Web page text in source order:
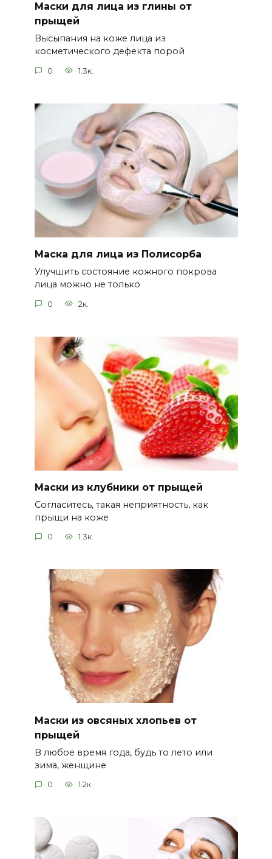
Маски для лица из глины от
прыщей
Высыпания на коже лица из
косметического дефекта порой
0 1.3к.
Маска для лица из Полисорба
Улучшить состояние кожного покрова
лица можно не только
0 2к.
Маски из клубники от прыщей
Согласитесь, такая неприятность, как
прыщи на коже
0 1.3к.
Маски из овсяных хлопьев от
прыщей
В любое время года, будь то лето или
зима, женщине
0 1.2к.